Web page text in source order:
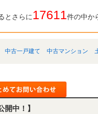
とさらに 17611件の中か
中古一戸建て 中古マンション
開中！】